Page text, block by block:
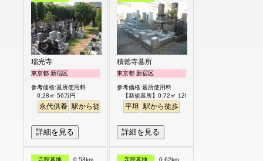
瑞光寺
東京都 新宿区
参考価格:墓所使用料
0.28㎡ 56万円
永代供養 駅から徒歩
詳細を見る
積徳寺墓所
東京都 新宿区
参考価格:墓所使用料
【新規墓所】0.72㎡ 120万円
平坦 駅から徒歩
詳細を見る